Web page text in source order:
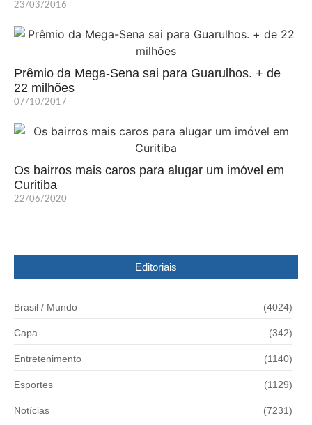
23/03/2016
Prêmio da Mega-Sena sai para Guarulhos. + de
22 milhões
07/10/2017
Os bairros mais caros para alugar um imóvel em
Curitiba
22/06/2020
Editoriais
Brasil / Mundo (4024)
Capa (342)
Entretenimento (1140)
Esportes (1129)
Notícias (7231)